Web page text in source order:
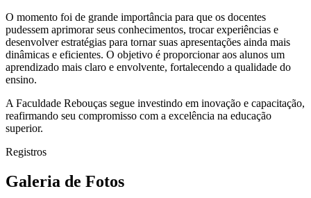
O momento foi de grande importância para que os docentes
pudessem aprimorar seus conhecimentos, trocar experiências e
desenvolver estratégias para tornar suas apresentações ainda mais
dinâmicas e eficientes. O objetivo é proporcionar aos alunos um
aprendizado mais claro e envolvente, fortalecendo a qualidade do
ensino.
A Faculdade Rebouças segue investindo em inovação e capacitação,
reafirmando seu compromisso com a excelência na educação
superior.
Registros
Galeria de Fotos